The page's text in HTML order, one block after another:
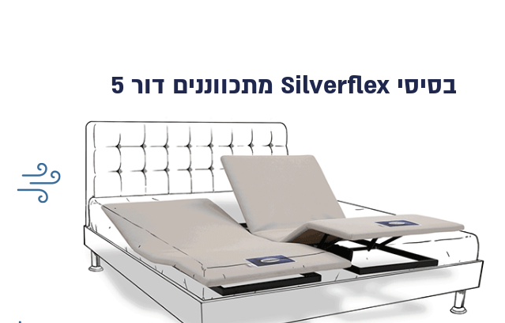
בסיסי Silverflex מתכווננים דור 5